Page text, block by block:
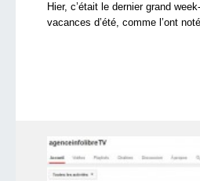
Hier, c’était le dernier grand
vacances d’été, comme l’ont